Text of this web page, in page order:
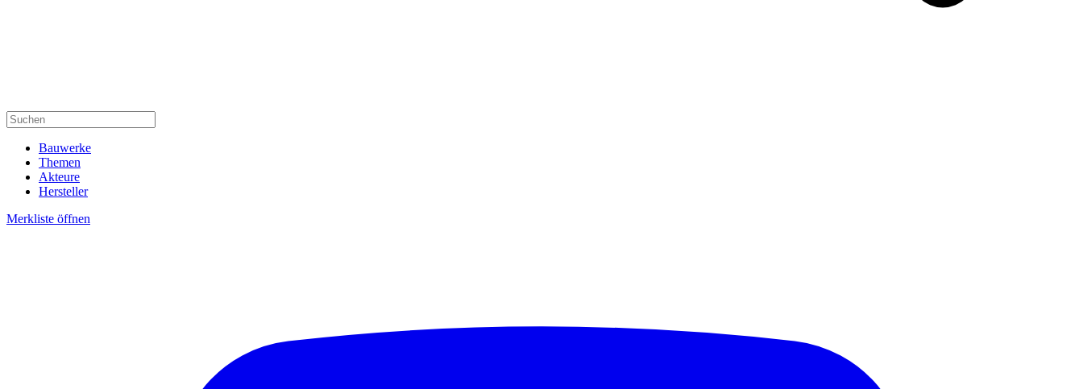
Bauwerke
Themen
Akteure
Hersteller
Merkliste öffnen